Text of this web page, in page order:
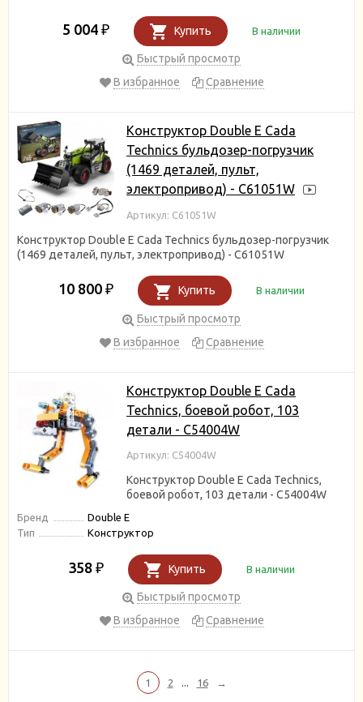
5 004 ₽ Купить В наличии
Быстрый просмотр
В избранное
Сравнение
Конструктор Double E Cada
Technics бульдозер-погрузчик
(1469 деталей, пульт,
электропривод) - C61051W
Артикул: C61051W
Конструктор Double E Cada Technics бульдозер-погрузчик
(1469 деталей, пульт, электропривод) - C61051W
10 800 ₽ Купить В наличии
Быстрый просмотр
В избранное
Сравнение
Конструктор Double E Cada
Technics, боевой робот, 103
детали - C54004W
Артикул: C54004W
Конструктор Double E Cada Technics,
боевой робот, 103 детали - C54004W
Бренд
Double E
Тип
Конструктор
358 ₽ Купить В наличии
Быстрый просмотр
В избранное
Сравнение
1 2 ... 16 →